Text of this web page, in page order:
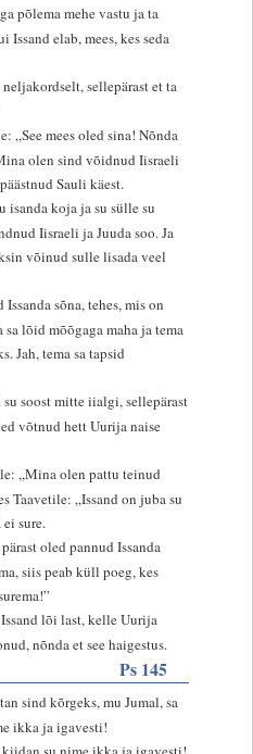
põlema mehe vastu ja ta
elab, mees, kes seda
sellepärast et ta
„See mees oled sina! Nõnda
olen sind võidnud Iisraeli
Sauli käest.
isanda koja ja su sülle su
Iisraeli ja Juuda soo. Ja
võinud sulle lisada veel
sõna, tehes, mis on
lõid mõõgaga maha ja tema
Jah, tema sa tapsid
soost mitte iialgi, sellepärast
võtnud hett Uurija naise
„Mina olen pattu teinud
Taavetile: „Issand on juba su
sure.
oled pannud Issanda
siis peab küll poeg, kes
lõi last, kelle Uurija
nõnda et see haigestus.
Ps 145
sind kõrgeks, mu Jumal, sa
ikka ja igavesti!